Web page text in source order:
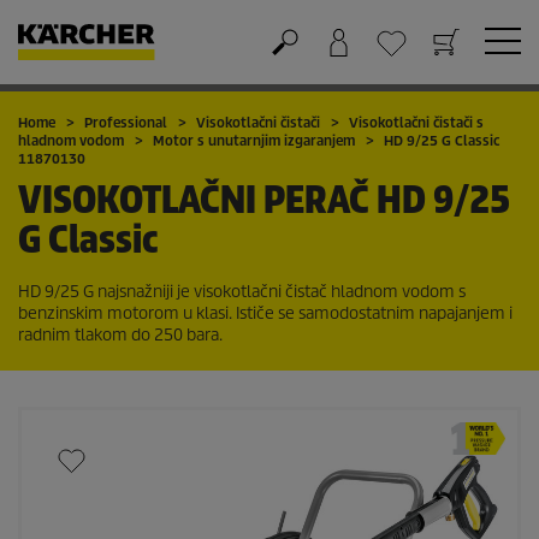
Košarica
Lista želja
Home Professional Visokotlačni čistači
Visokotlačni čistači s
hladnom vodom
Motor s unutarnjim izgaranjem
HD 9/25 G Classic
11870130
VISOKOTLAČNI PERAČ HD 9/25
G Classic
HD 9/25 G najsnažniji je visokotlačni čistač hladnom vodom s
benzinskim motorom u klasi. Ističe se samodostatnim napajanjem i
radnim tlakom do 250 bara.